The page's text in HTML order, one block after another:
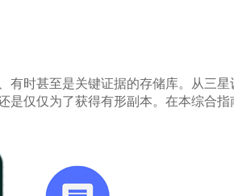
有时甚至是关键证据的存储库。从三
是仅仅为了获得有形副本。在本综合